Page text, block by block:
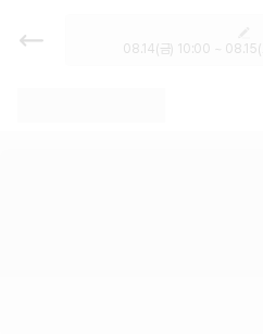
렌트카 - 경북 렌터
가 보장 1위 카모아
08.14(금) 10:00 ~ 08.15(